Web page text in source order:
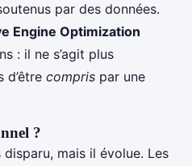
par des données.
Engine Optimization
: il ne s’agit plus
d’être compris par une
?
disparu, mais il évolue. Les